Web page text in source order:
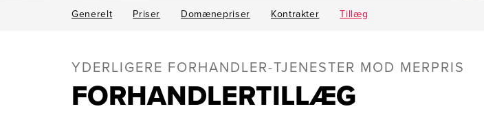
Generelt Priser Domænepriser Kontrakter Tillæg
YDERLIGERE FORHANDLER-TJENESTER MOD MERPRIS
FORHANDLERTILLÆG